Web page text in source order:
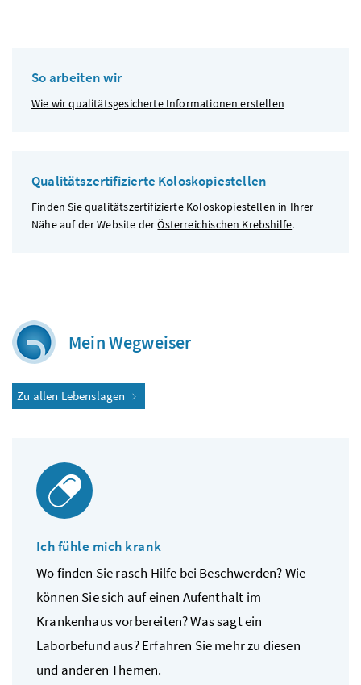
So arbeiten wir
Wie wir qualitätsgesicherte Informationen erstellen
Qualitätszertifizierte Koloskopiestellen
Finden Sie qualitätszertifizierte Koloskopiestellen in Ihrer
Nähe auf der Website derÖsterreichischen Krebshilfe.
Mein Wegweiser
Zu allen Lebenslagen
Ich fühle mich krank
Wo finden Sie rasch Hilfe bei Beschwerden? Wie
können Sie sich auf einen Aufenthalt im
Krankenhaus vorbereiten? Was sagt ein
Laborbefund aus? Erfahren Sie mehr zu diesen
und anderen Themen.